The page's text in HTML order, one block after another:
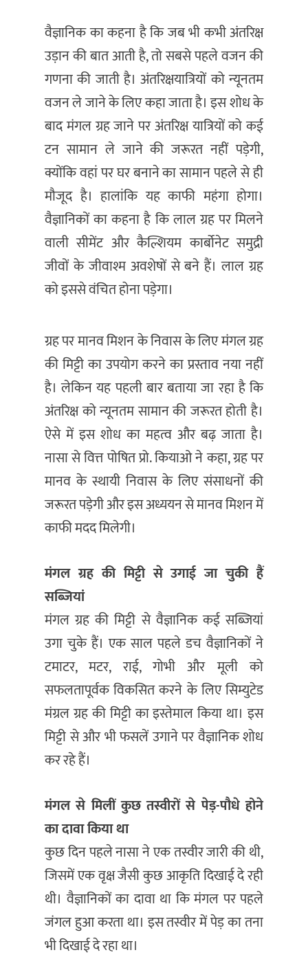
वैज्ञानिक का कहना है कि जब भी कभी अंतरिक्ष
उड़ान की बात आती है, तो सबसे पहले वजन की
गणना की जाती है। अंतरिक्षयात्रियों को न्यूनतम
वजन ले जाने के लिए कहा जाता है। इस शोध के
बाद मंगल ग्रह जाने पर अंतरिक्ष यात्रियों को कई
टन सामान ले जाने की जरूरत नहीं पड़ेगी,
क्योंकि वहां पर घर बनाने का सामान पहले से ही
मौजूद है। हालांकि यह काफी महंगा होगा।
वैज्ञानिकों का कहना है कि लाल ग्रह पर मिलने
वाली सीमेंट और कैल्शियम कार्बोनेट समुद्री
जीवों के जीवाश्म अवशेषों से बने हैं। लाल ग्रह
को इससे वंचित होना पड़ेगा।
ग्रह पर मानव मिशन के निवास के लिए मंगल ग्रह
की मिट्टी का उपयोग करने का प्रस्ताव नया नहीं
है। लेकिन यह पहली बार बताया जा रहा है कि
अंतरिक्ष को न्यूनतम सामान की जरूरत होती है।
ऐसे में इस शोध का महत्व और बढ़ जाता है।
नासा से वित्त पोषित प्रो. कियाओ ने कहा, ग्रह पर
मानव के स्थायी निवास के लिए संसाधनों की
जरूरत पड़ेगी और इस अध्ययन से मानव मिशन में
काफी मदद मिलेगी।
मंगल ग्रह की मिट्टी से उगाई जा चुकी हैं
सब्जियां
मंगल ग्रह की मिट्टी से वैज्ञानिक कई सब्जियां
उगा चुके हैं। एक साल पहले डच वैज्ञानिकों ने
टमाटर, मटर, राई, गोभी और मूली को
सफलतापूर्वक विकसित करने के लिए सिम्युटेड
मंग्रल ग्रह की मिट्टी का इस्तेमाल किया था। इस
मिट्टी से और भी फसलें उगाने पर वैज्ञानिक शोध
कर रहे हैं।
मंगल से मिलीं कुछ तस्वीरों से पेड़-पौधे होने
का दावा किया था
कुछ दिन पहले नासा ने एक तस्वीर जारी की थी,
जिसमें एक वृक्ष जैसी कुछ आकृति दिखाई दे रही
थी। वैज्ञानिकों का दावा था कि मंगल पर पहले
जंगल हुआ करता था। इस तस्वीर में पेड़ का तना
भी दिखाई दे रहा था।